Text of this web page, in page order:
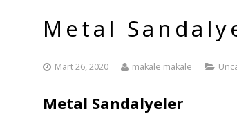
Metal
Mart 26, 2020 makale makale
Metal Sandalyeler